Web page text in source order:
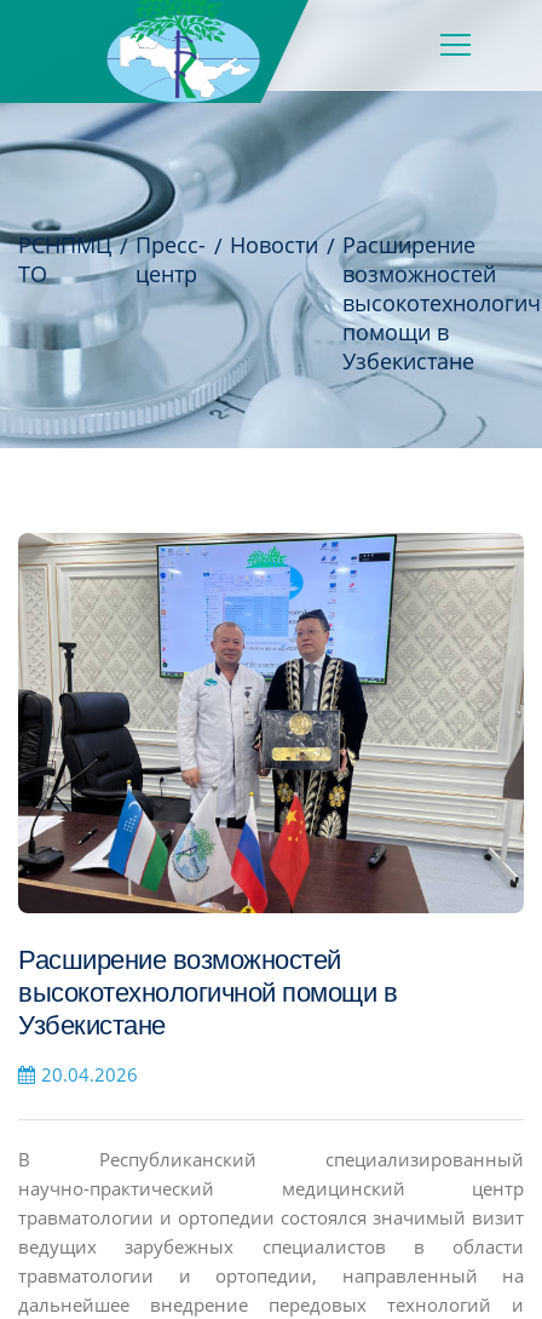
РСНПМЦ
ТО
Пресс-
центр
Новости
Расширение
возможностей
помощи в
Узбекистане
Расширение возможностей
высокотехнологичной помощи в
Узбекистане
20.04.2026
В Республиканский специализированный
научно‑практический медицинский центр
травматологии и ортопедии состоялся значимый визит
ведущих зарубежных специалистов в области
травматологии и ортопедии, направленный на
дальнейшее внедрение передовых технологий и